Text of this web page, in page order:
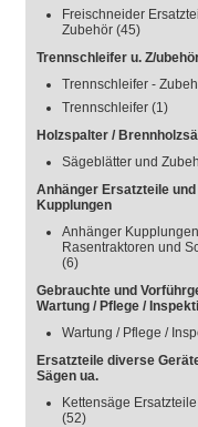
Freischneider
Zubehör (45)
Trennschleifer u. Z/
Trennschleifer -
Trennschleifer (1)
Holzspalter /
Sägeblätter und
Anhänger Ersatzteile
Kupplungen
Anhänger
Rasentraktoren und
(6)
Gebrauchte und
Wartung / Pflege /
Wartung / Pflege /
Ersatzteile diverse
Sägen ua.
Kettensäge
(52)